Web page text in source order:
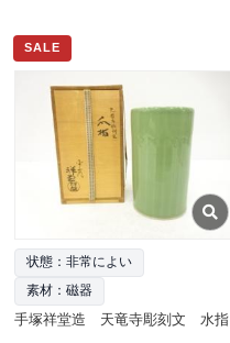
SALE
状態：非常によい
素材：磁器
手塚祥堂造 天竜寺彫刻文 水指